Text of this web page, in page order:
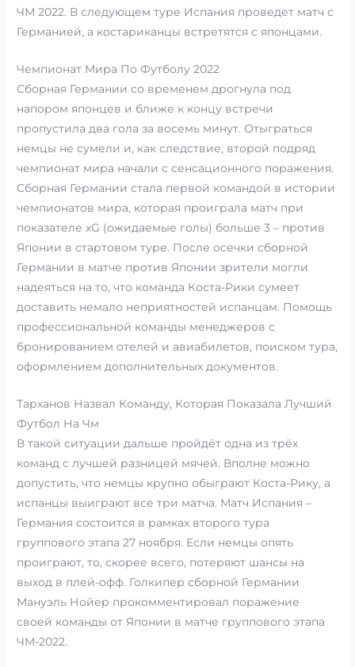
ЧМ 2022. В следующем туре Испания проведет матч с
Германией, а костариканцы встретятся с японцами.
Чемпионат Мира По Футболу 2022
Сборная Германии со временем дрогнула под
напором японцев и ближе к концу встречи
пропустила два гола за восемь минут. Отыграться
немцы не сумели и, как следствие, второй подряд
чемпионат мира начали с сенсационного поражения.
Сборная Германии стала первой командой в истории
чемпионатов мира, которая проиграла матч при
показателе xG (ожидаемые голы) больше 3 – против
Японии в стартовом туре. После осечки сборной
Германии в матче против Японии зрители могли
надеяться на то, что команда Коста-Рики сумеет
доставить немало неприятностей испанцам. Помощь
профессиональной команды менеджеров с
бронированием отелей и авиабилетов, поиском тура,
оформлением дополнительных документов.
Тарханов Назвал Команду, Которая Показала Лучший
Футбол На Чм
В такой ситуации дальше пройдёт одна из трёх
команд с лучшей разницей мячей. Вполне можно
допустить, что немцы крупно обыграют Коста-Рику, а
испанцы выиграют все три матча. Матч Испания –
Германия состоится в рамках второго тура
группового этапа 27 ноября. Если немцы опять
проиграют, то, скорее всего, потеряют шансы на
выход в плей-офф. Голкипер сборной Германии
Мануэль Нойер прокомментировал поражение
своей команды от Японии в матче группового этапа
ЧМ-2022.